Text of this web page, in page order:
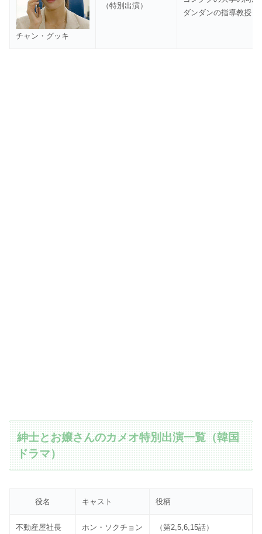
チャン・グッキ
（特別出演）
ダンダンの指導教授
紳士とお嬢さんのカメオ特別出演一覧（韓国
ドラマ）
役名 キャスト 役柄
不動産屋社長 ホン・ソクチョン （第2,5,6,15話）